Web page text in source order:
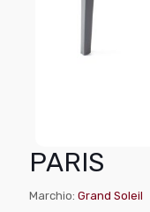
PARIS
Marchio: Grand Soleil